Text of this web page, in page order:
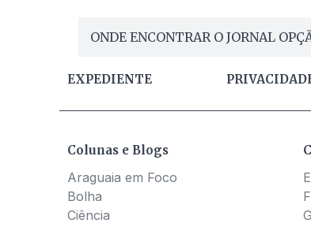
ONDE ENCONTRAR O JORNAL
EXPEDIENTE
Colunas e Blogs
Araguaia em Foco
Bolha
Ciência